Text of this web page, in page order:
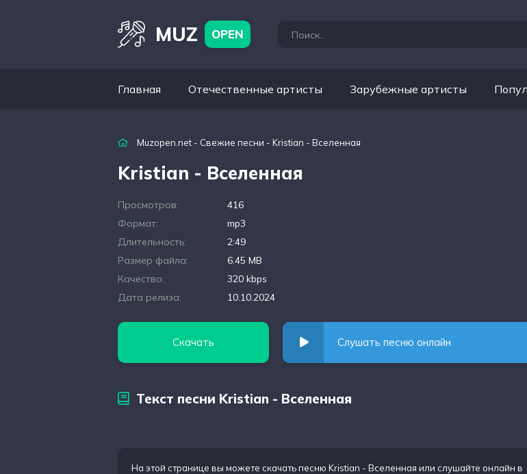
MUZ OPEN
Главная Отечественные артисты Зарубежные артисты
Muzopen.net - Свежие песни - Kristian - Вселенная
Kristian - Вселенная
Просмотров:
416
Формат:
mp3
Длительность:
2:49
Размер файла:
6.45 MB
Качество:
320 kbps
Дата релиза:
10.10.2024
Скачать Слушать песню онлайн
Текст песни Kristian - Вселенная
На этой странице вы можете скачать песню Kristian - Вселенная или слушайте онлайн в